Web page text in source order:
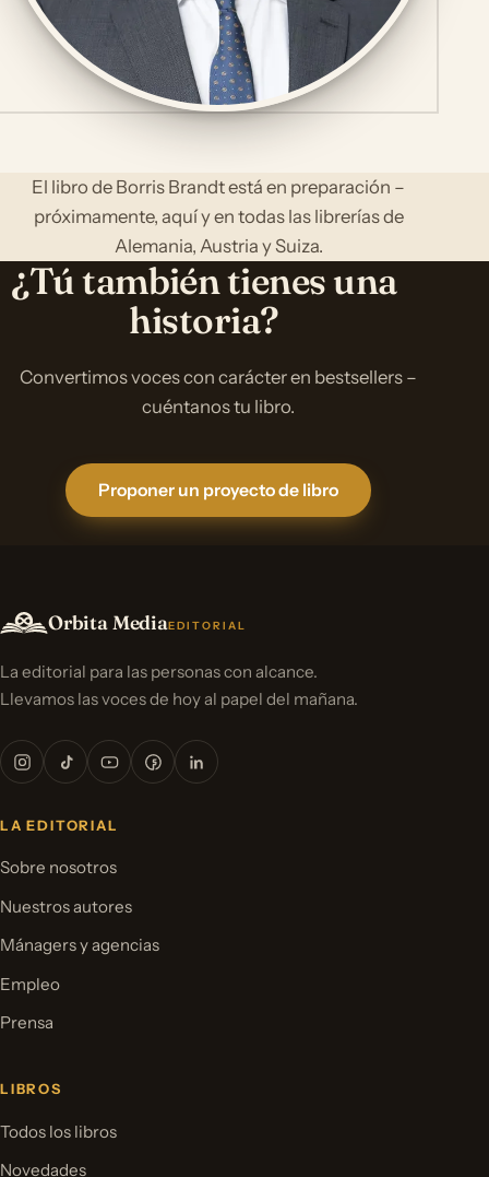
El libro de Borris Brandt está en preparación –
próximamente, aquí y en todas las librerías de
Alemania, Austria y Suiza.
¿Tú también tienes una
historia?
Convertimos voces con carácter en bestsellers –
cuéntanos tu libro.
Proponer un proyecto de libro
Orbita MediaEDITORIAL
La editorial para las personas con alcance.
Llevamos las voces de hoy al papel del mañana.
LA EDITORIAL
Sobre nosotros
Nuestros autores
Mánagers y agencias
Empleo
Prensa
LIBROS
Todos los libros
Novedades